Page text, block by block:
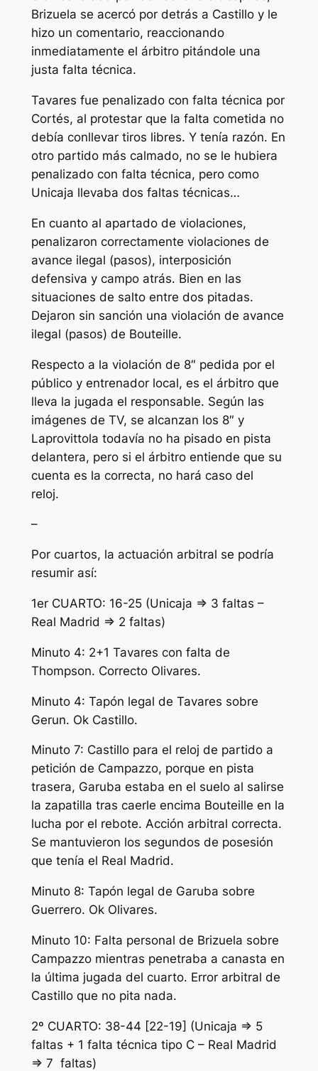
Brizuela se acercó por detrás a Castillo y le
hizo un comentario, reaccionando
inmediatamente el árbitro pitándole una
justa falta técnica.
Tavares fue penalizado con falta técnica por
Cortés, al protestar que la falta cometida no
debía conllevar tiros libres. Y tenía razón. En
otro partido más calmado, no se le hubiera
penalizado con falta técnica, pero como
Unicaja llevaba dos faltas técnicas…
En cuanto al apartado de violaciones,
penalizaron correctamente violaciones de
avance ilegal (pasos), interposición
defensiva y campo atrás. Bien en las
situaciones de salto entre dos pitadas.
Dejaron sin sanción una violación de avance
ilegal (pasos) de Bouteille.
Respecto a la violación de 8″ pedida por el
público y entrenador local, es el árbitro que
lleva la jugada el responsable. Según las
imágenes de TV, se alcanzan los 8″ y
Laprovittola todavía no ha pisado en pista
delantera, pero si el árbitro entiende que su
cuenta es la correcta, no hará caso del
reloj.
–
Por cuartos, la actuación arbitral se podría
resumir así:
1er CUARTO: 16-25 (Unicaja => 3 faltas –
Real Madrid => 2 faltas)
Minuto 4: 2+1 Tavares con falta de
Thompson. Correcto Olivares.
Minuto 4: Tapón legal de Tavares sobre
Gerun. Ok Castillo.
Minuto 7: Castillo para el reloj de partido a
petición de Campazzo, porque en pista
trasera, Garuba estaba en el suelo al salirse
la zapatilla tras caerle encima Bouteille en la
lucha por el rebote. Acción arbitral correcta.
Se mantuvieron los segundos de posesión
que tenía el Real Madrid.
Minuto 8: Tapón legal de Garuba sobre
Guerrero. Ok Olivares.
Minuto 10: Falta personal de Brizuela sobre
Campazzo mientras penetraba a canasta en
la última jugada del cuarto. Error arbitral de
Castillo que no pita nada.
2º CUARTO: 38-44 [22-19] (Unicaja => 5
faltas + 1 falta técnica tipo C – Real Madrid
=> 7 faltas)